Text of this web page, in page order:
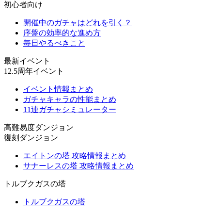
初心者向け
開催中のガチャはどれを引く？
序盤の効率的な進め方
毎日やるべきこと
最新イベント
12.5周年イベント
イベント情報まとめ
ガチャキャラの性能まとめ
11連ガチャシミュレーター
高難易度ダンジョン
復刻ダンジョン
エイトンの塔 攻略情報まとめ
サナーレスの塔 攻略情報まとめ
トルブクガスの塔
トルブクガスの塔